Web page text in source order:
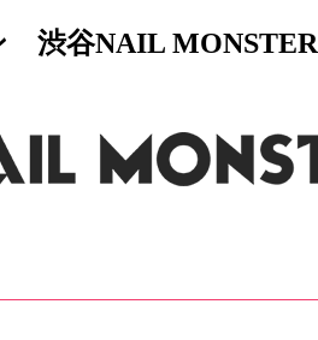
渋谷NAIL MONSTER